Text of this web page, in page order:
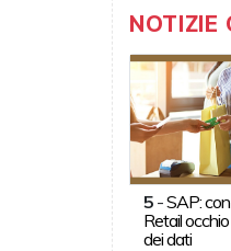
NOTIZIE
5-SAP: con
Retail
dei dati